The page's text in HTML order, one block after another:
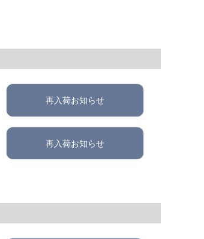
再入荷お知らせ
再入荷お知らせ